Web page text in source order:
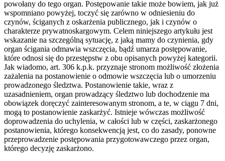
powołany do tego organ. Postępowanie takie może bowiem, jak już
wspomniano powyżej, toczyć się zarówno w odniesieniu do
czynów, ściganych z oskarżenia publicznego, jak i czynów o
charakterze prywatnoskargowym. Celem niniejszego artykułu jest
wskazanie na szczególną sytuację, z jaką mamy do czynienia, gdy
organ ścigania odmawia wszczęcia, bądź umarza postępowanie,
które odnosi się do przestępstw z obu opisanych powyżej kategorii.
Jak wiadomo, art. 306 k.p.k. przyznaje stronom możliwość złożenia
zażalenia na postanowienie o odmowie wszczęcia lub o umorzeniu
prowadzonego śledztwa. Postanowienie takie, wraz z
uzasadnieniem, organ prowadzący śledztwo lub dochodzenie ma
obowiązek doręczyć zainteresowanym stronom, a te, w ciągu 7 dni,
mogą to postanowienie zaskarżyć. Istnieje wówczas możliwość
doprowadzenia do uchylenia, w całości lub w części, zaskarżonego
postanowienia, którego konsekwencją jest, co do zasady, ponowne
przeprowadzenie postępowania przygotowawczego przez organ,
którego decyzję zaskarżono.